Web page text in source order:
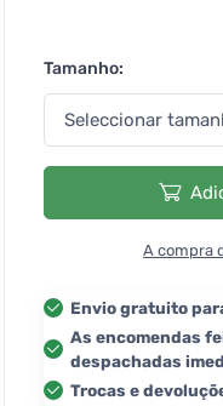
Tamanho:
A compra
Envio gratuito
As encomendas
despachadas
Trocas e